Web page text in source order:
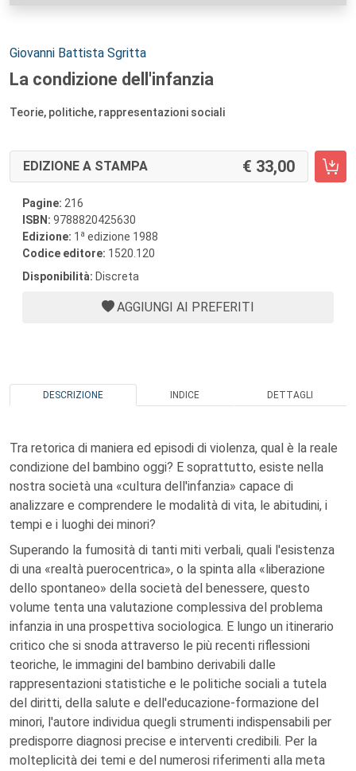
Autori:
Giovanni Battista Sgritta
La condizione dell'infanzia
Teorie, politiche, rappresentazioni sociali
EDIZIONE A STAMPA 33,00
Pagine: 216
ISBN: 9788820425630
Edizione: 1 a edizione 1988
Codice editore: 1520.120
Disponibilità: Discreta
AGGIUNGI AI PREFERITI
DESCRIZIONE INDICE DETTAGLI
Tra retorica di maniera ed episodi di violenza, qual è la reale
condizione del bambino oggi? E soprattutto, esiste nella
nostra società una «cultura dell'infanzia» capace di
analizzare e comprendere le modalità di vita, le abitudini, i
tempi e i luoghi dei minori?
Superando la fumosità di tanti miti verbali, quali l'esistenza
di una «realtà puerocentrica», o la spinta alla «liberazione
dello spontaneo» della società del benessere, questo
volume tenta una valutazione complessiva del problema
infanzia in una prospettiva sociologica. E lungo un itinerario
critico che si snoda attraverso le più recenti riflessioni
teoriche, le immagini del bambino derivabili dalle
rappresentazioni statistiche e le politiche sociali a tutela
del diritti, della salute e dell'educazione-formazione del
minori, l'autore individua quegli strumenti indispensabili per
predisporre diagnosi precise e interventi credibili. Per la
molteplicità dei temi e del numerosi riferimenti alla meta